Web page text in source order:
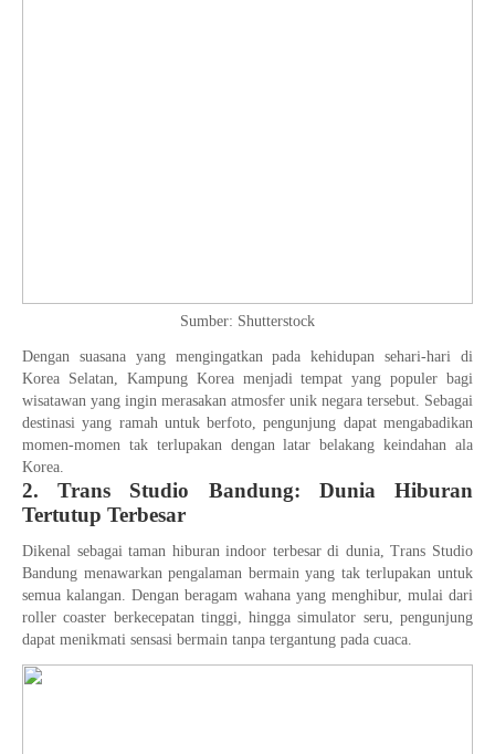
Sumber: Shutterstock
Dengan suasana yang mengingatkan pada kehidupan sehari-hari di
Korea Selatan, Kampung Korea menjadi tempat yang populer bagi
wisatawan yang ingin merasakan atmosfer unik negara tersebut. Sebagai
destinasi yang ramah untuk berfoto, pengunjung dapat mengabadikan
momen-momen tak terlupakan dengan latar belakang keindahan ala
Korea.
2. Trans Studio Bandung: Dunia Hiburan
Tertutup Terbesar
Dikenal sebagai taman hiburan indoor terbesar di dunia, Trans Studio
Bandung menawarkan pengalaman bermain yang tak terlupakan untuk
semua kalangan. Dengan beragam wahana yang menghibur, mulai dari
roller coaster berkecepatan tinggi, hingga simulator seru, pengunjung
dapat menikmati sensasi bermain tanpa tergantung pada cuaca.